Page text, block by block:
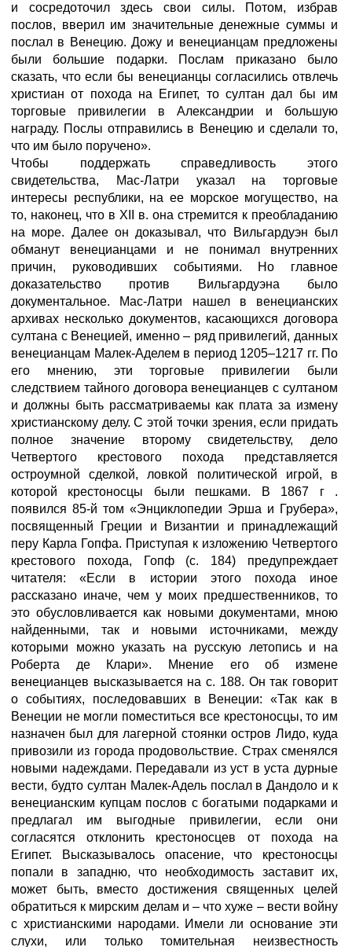
и сосредоточил здесь свои силы. Потом, избрав
послов, вверил им значительные денежные суммы и
послал в Венецию. Дожу и венецианцам предложены
были большие подарки. Послам приказано было
сказать, что если бы венецианцы согласились отвлечь
христиан от похода на Египет, то султан дал бы им
торговые привилегии в Александрии и большую
награду. Послы отправились в Венецию и сделали то,
что им было поручено».
Чтобы поддержать справедливость этого
свидетельства, Мас-Латри указал на торговые
интересы республики, на ее морское могущество, на
то, наконец, что в XII в. она стремится к преобладанию
на море. Далее он доказывал, что Вильгардуэн был
обманут венецианцами и не понимал внутренних
причин, руководивших событиями. Но главное
доказательство против Вильгардуэна было
документальное. Мас-Латри нашел в венецианских
архивах несколько документов, касающихся договора
султана с Венецией, именно – ряд привилегий, данных
венецианцам Малек-Аделем в период 1205–1217 гг. По
его мнению, эти торговые привилегии были
следствием тайного договора венецианцев с султаном
и должны быть рассматриваемы как плата за измену
христианскому делу. С этой точки зрения, если придать
полное значение второму свидетельству, дело
Четвертого крестового похода представляется
остроумной сделкой, ловкой политической игрой, в
которой крестоносцы были пешками. В 1867 г .
появился 85-й том «Энциклопедии Эрша и Грубера»,
посвященный Греции и Византии и принадлежащий
перу Карла Гопфа. Приступая к изложению Четвертого
крестового похода, Гопф (с. 184) предупреждает
читателя: «Если в истории этого похода иное
рассказано иначе, чем у моих предшественников, то
это обусловливается как новыми документами, мною
найденными, так и новыми источниками, между
которыми можно указать на русскую летопись и на
Роберта де Клари». Мнение его об измене
венецианцев высказывается на с. 188. Он так говорит
о событиях, последовавших в Венеции: «Так как в
Венеции не могли поместиться все крестоносцы, то им
назначен был для лагерной стоянки остров Лидо, куда
привозили из города продовольствие. Страх сменялся
новыми надеждами. Передавали из уст в уста дурные
вести, будто султан Малек-Адель послал в Дандоло и к
венецианским купцам послов с богатыми подарками и
предлагал им выгодные привилегии, если они
согласятся отклонить крестоносцев от похода на
Египет. Высказывалось опасение, что крестоносцы
попали в западню, что необходимость заставит их,
может быть, вместо достижения священных целей
обратиться к мирским делам и – что хуже – вести войну
с христианскими народами. Имели ли основание эти
слухи, или только томительная неизвестность